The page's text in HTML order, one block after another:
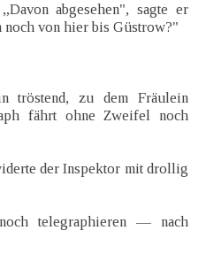
abgesehen", sagte er
von hier bis Güstrow?"
tröstend, zu dem Fräulein
fährt ohne Zweifel noch
der Inspektor mit drollig
telegraphieren — nach